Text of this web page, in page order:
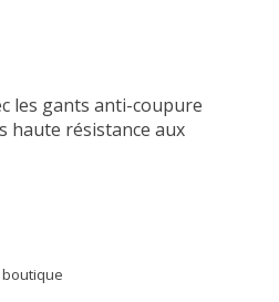
les gants anti-coupure
haute résistance aux